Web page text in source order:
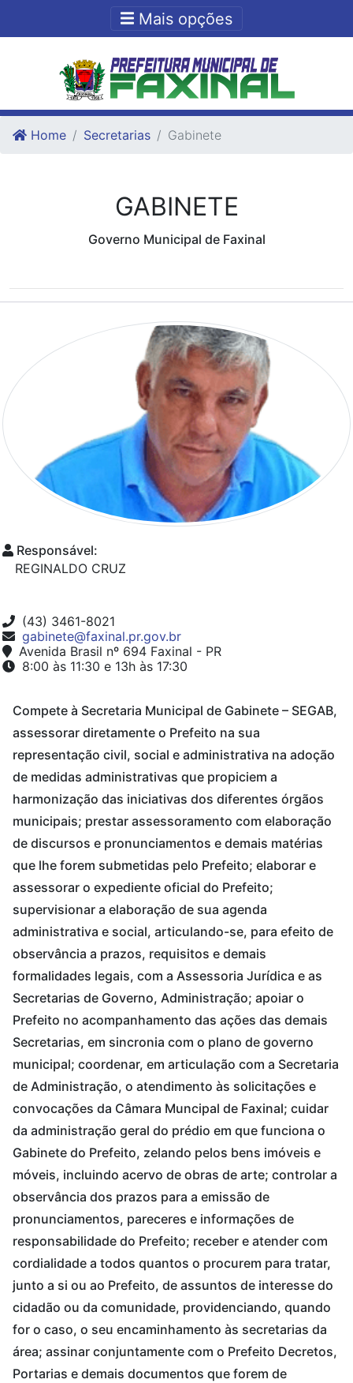
Ir para o fim do conteudo
Mais opções
Home Secretarias Gabinete
GABINETE
Governo Municipal de Faxinal
Responsável:
REGINALDO CRUZ
(43) 3461-8021
gabinete@faxinal.pr.gov.br
Avenida Brasil nº 694 Faxinal - PR
8:00 às 11:30 e 13h às 17:30
Compete à Secretaria Municipal de Gabinete – SEGAB,
assessorar diretamente o Prefeito na sua
representação civil, social e administrativa na adoção
de medidas administrativas que propiciem a
harmonização das iniciativas dos diferentes órgãos
municipais; prestar assessoramento com elaboração
de discursos e pronunciamentos e demais matérias
que lhe forem submetidas pelo Prefeito; elaborar e
assessorar o expediente oficial do Prefeito;
supervisionar a elaboração de sua agenda
administrativa e social, articulando-se, para efeito de
observância a prazos, requisitos e demais
formalidades legais, com a Assessoria Jurídica e as
Secretarias de Governo, Administração; apoiar o
Prefeito no acompanhamento das ações das demais
Secretarias, em sincronia com o plano de governo
municipal; coordenar, em articulação com a Secretaria
de Administração, o atendimento às solicitações e
convocações da Câmara Muncipal de Faxinal; cuidar
da administração geral do prédio em que funciona o
Gabinete do Prefeito, zelando pelos bens imóveis e
móveis, incluindo acervo de obras de arte; controlar a
observância dos prazos para a emissão de
pronunciamentos, pareceres e informações de
responsabilidade do Prefeito; receber e atender com
cordialidade a todos quantos o procurem para tratar,
junto a si ou ao Prefeito, de assuntos de interesse do
cidadão ou da comunidade, providenciando, quando
for o caso, o seu encaminhamento às secretarias da
área; assinar conjuntamente com o Prefeito Decretos,
Portarias e demais documentos que forem de